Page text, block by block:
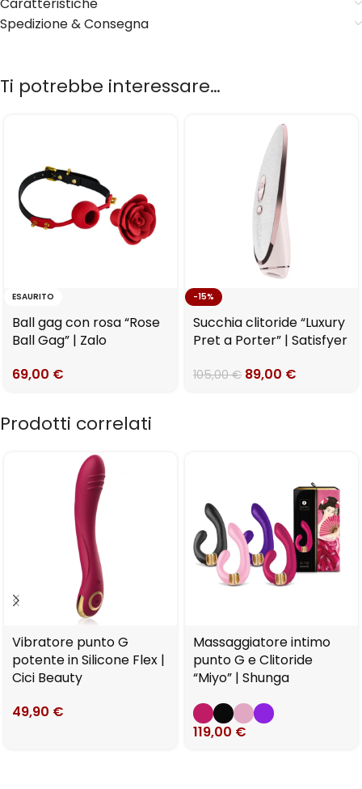
Spedizione & Consegna
Ti potrebbe interessare…
ESAURITO
Ball gag con rosa “Rose
Ball Gag” | Zalo
69,00 €
-15%
Succhia clitoride “Luxury
Pret a Porter” | Satisfyer
105,00€ 89,00 €
Prodotti correlati
Vibratore punto G
potente in Silicone Flex |
Cici Beauty
49,90 €
Massaggiatore intimo
punto G e Clitoride
“Miyo” | Shunga
119,00 €